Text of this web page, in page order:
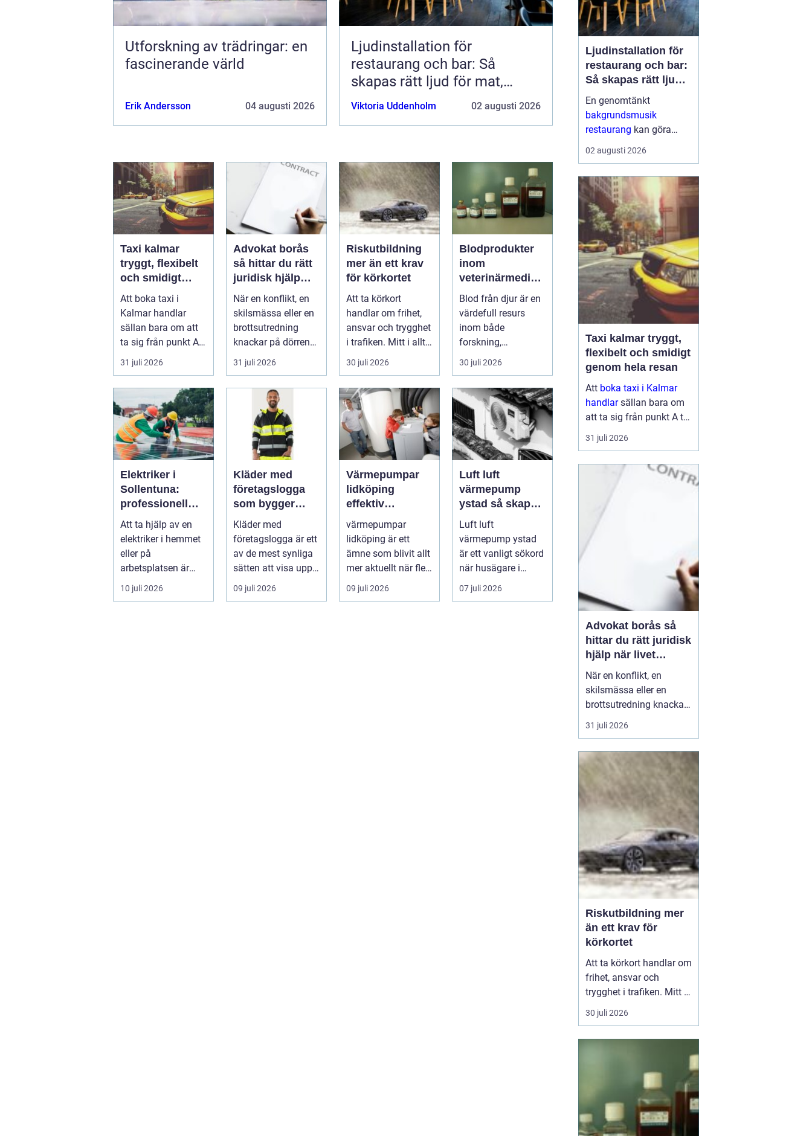
Utforskning av trädringar: en
fascinerande värld
Erik Andersson 04 augusti 2026
Ljudinstallation för
restaurang och bar: Så
skapas rätt ljud för mat,
dryck och stämning
Viktoria Uddenholm 02 augusti 2026
Taxi kalmar
tryggt, flexibelt
och smidigt
genom hela
resan
Att boka taxi i
Kalmar handlar
sällan bara om att
ta sig från punkt A
till punkt B. För
många är res...
31 juli 2026
Advokat borås
så hittar du rätt
juridisk hjälp
när livet
krånglar
När en konflikt, en
skilsmässa eller en
brottsutredning
knackar på dörren
förändras vardagen
snabbt....
31 juli 2026
Riskutbildning
mer än ett krav
för körkortet
Att ta körkort
handlar om frihet,
ansvar och trygghet
i trafiken. Mitt i allt
detta finns
riskutbild...
30 juli 2026
Blodprodukter
inom
veterinärmedici
n funktion,
kvalitet och
användning
Blod från djur är en
värdefull resurs
inom både
forskning,
diagnostik och
veterinärmedicin.
När blod...
30 juli 2026
Elektriker i
Sollentuna:
professionell
hjälp när du
behöver det
Att ta hjälp av en
elektriker i hemmet
eller på
arbetsplatsen är
ofta en nödv&a...
10 juli 2026
Kläder med
företagslogga
som bygger
varumärke i
vardagen
Kläder med
företagslogga är ett
av de mest synliga
sätten att visa upp
ett varum...
09 juli 2026
Värmepumpar
lidköping
effektiv
uppvärmning för
hus och
fastigheter
värmepumpar
lidköping är ett
ämne som blivit allt
mer aktuellt när fler
fastighetsägare vill
kombine...
09 juli 2026
Luft luft
värmepump
ystad så skapar
du ett behagligt
inomhusklimat
Året om
Luft luft
värmepump ystad
är ett vanligt sökord
när husägare i
sydkustens klimat
vill hitta ett smar...
07 juli 2026
Ljudinstallation för
restaurang och bar:
Så skapas rätt ljud
för mat, dryck och
stämning
En genomtänkt
bakgrundsmusik
restaurang kan göra
skillnaden mellan en
lokal som gästerna
plats där de g&aum...
02 augusti 2026
Taxi kalmar tryggt,
flexibelt och smidigt
genom hela resan
Att boka taxi i Kalmar
handlarsällan bara om
att ta sig från punkt A till
punkt B. För många är
resan en viktig del av
semestern. En pålitlig
taxiresa kan betyda att
31 juli 2026
Advokat borås så
hittar du rätt juridisk
hjälp när livet
krånglar
När en konflikt, en
skilsmässa eller en
brottsutredning knackar
på dörren förändras
vardagen snabbt.
länge med att kontakta
jurist, ofta av oro för
kostnader eller för att de
inte vet vart de ska
vända sig. Samtidigt kan
31 juli 2026
Riskutbildning mer
än ett krav för
körkortet
Att ta körkort handlar om
frihet, ansvar och
trygghet i trafiken. Mitt i
allt detta finns
riskutbildning, som
tanke: att ge blivande
förare en realistisk bild
av r...
30 juli 2026